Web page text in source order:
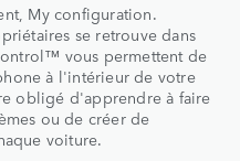
My configuration.
se retrouve dans
vous permettent de
à l'intérieur de votre
obligé d'apprendre à faire
ou de créer de
voiture.